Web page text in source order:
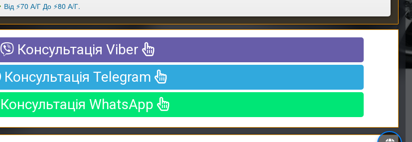
Від ⚡70 А/г До ⚡80 А/г.
Консультація Viber
Консультація Telegram
Консультація WhatsApp